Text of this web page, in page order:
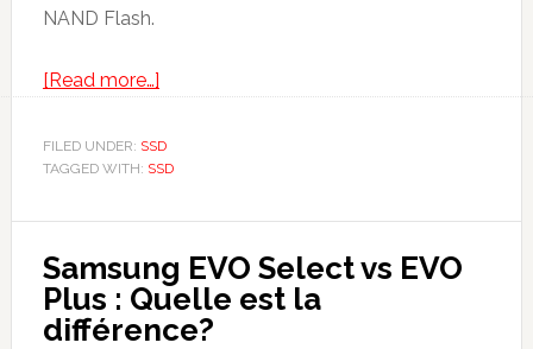
NAND Flash.
[Read more…]about
Black
SN850X
990
Pro :
Lequel
FILED UNDER: SSD
TAGGED WITH: SSD
Samsung EVO Select vs EVO
Plus : Quelle est la
différence?